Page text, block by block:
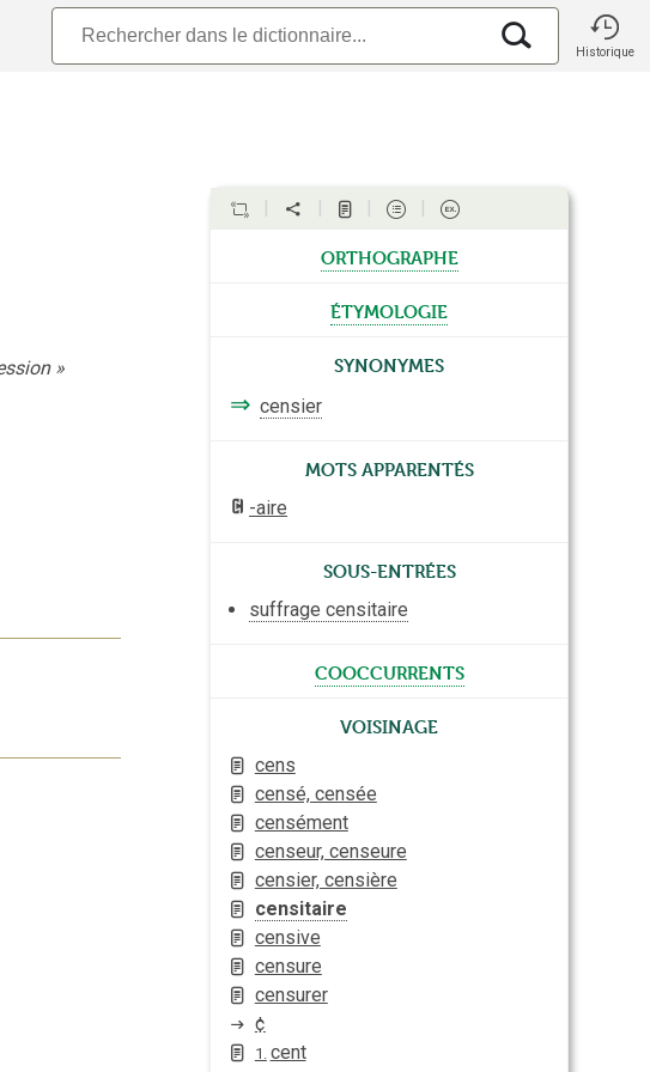
Historique
»
orthographe
étymologie
Synonymes
⇒ censier
Mots apparentés
-aire
Sous-entrées
suffrage censitaire
cooccurrents
Voisinage
cens
censé, censée
censément
censeur, censeure
censier, censière
censitaire
censive
censure
censurer
¢
1. cent